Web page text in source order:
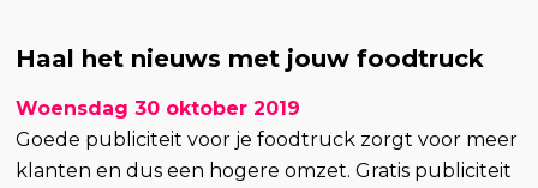
Haal het nieuws met jouw foodtruck
Woensdag 30 oktober 2019
Goede publiciteit voor je foodtruck zorgt voor meer
klanten en dus een hogere omzet. Gratis publiciteit